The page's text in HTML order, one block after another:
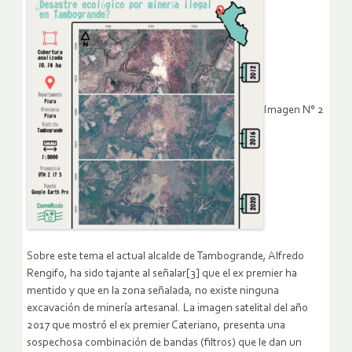
Imagen N° 2
Sobre este tema el actual alcalde de Tambogrande, Alfredo
Rengifo, ha sido tajante al señalar[3] que el ex premier ha
mentido y que en la zona señalada, no existe ninguna
excavación de minería artesanal. La imagen satelital del año
2017 que mostró el ex premier Cateriano, presenta una
sospechosa combinación de bandas (filtros) que le dan un